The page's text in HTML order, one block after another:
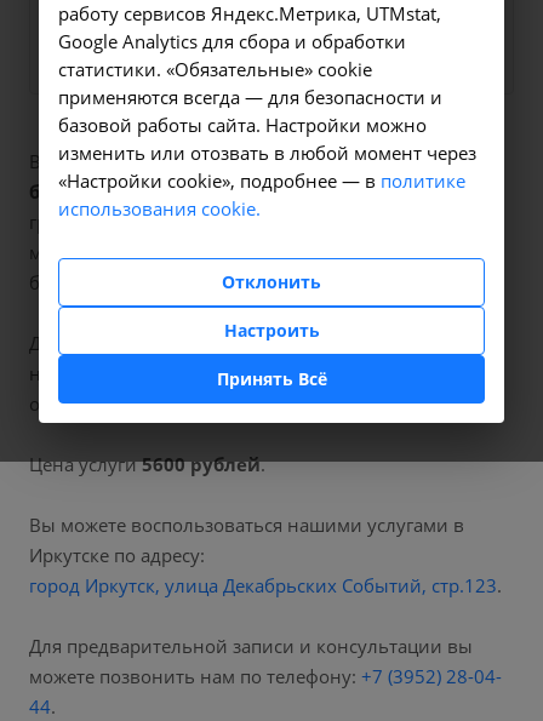
Заказать услугу
В наших клиниках мы проводимплазмолифтинг
больших половых губ , код услуги (НМУ)5.7 . Для
граждан России, у которых есть направление,
медицинская помощь оказывается по полису ОМС
бесплатно.
Для иностранных граждан или при отсутствии
направления по форме 057/у медицинская помощь
оказывается на платной основе.
Цена услуги5600 рублей.
Вы можете воспользоваться нашими услугами в
Иркутске по адресу:
город Иркутск, улица Декабрьских Событий, стр.123.
Для предварительной записи и консультации вы
можете позвонить нам по телефону: +7 (3952) 28-04-
44.
работу сервисов Яндекс.Метрика, UTMstat,
Google Analytics для сбора и обработки
статистики. «Обязательные» cookie
применяются всегда — для безопасности и
базовой работы сайта. Настройки можно
изменить или отозвать в любой момент через
«Настройки cookie», подробнее — в политике
использования cookie.
Отклонить
Настроить
Принять Всё